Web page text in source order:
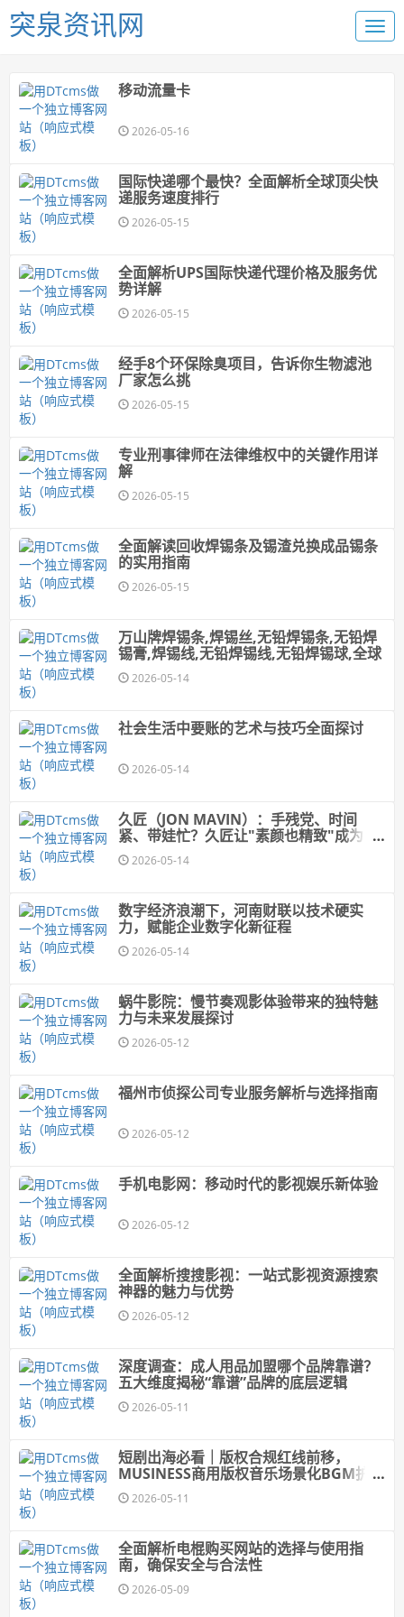
突泉资讯网
移动流量卡
2026-05-16
国际快递哪个最快？全面解析全球顶尖快
递服务速度排行
2026-05-15
全面解析UPS国际快递代理价格及服务优
势详解
2026-05-15
经手8个环保除臭项目，告诉你生物滤池
厂家怎么挑
2026-05-15
专业刑事律师在法律维权中的关键作用详
解
2026-05-15
全面解读回收焊锡条及锡渣兑换成品锡条
的实用指南
2026-05-15
万山牌焊锡条,焊锡丝,无铅焊锡条,无铅焊
锡膏,焊锡线,无铅焊锡线,无铅焊锡球,全球
2026-05-14
社会生活中要账的艺术与技巧全面探讨
2026-05-14
久匠（JON MAVIN）：手残党、时间
紧、带娃忙？久匠让"素颜也精致"成为日
常(纹眉-纹唇-美瞳线)
2026-05-14
数字经济浪潮下，河南财联以技术硬实
力，赋能企业数字化新征程
2026-05-14
蜗牛影院：慢节奏观影体验带来的独特魅
力与未来发展探讨
2026-05-12
福州市侦探公司专业服务解析与选择指南
2026-05-12
手机电影网：移动时代的影视娱乐新体验
2026-05-12
全面解析搜搜影视：一站式影视资源搜索
神器的魅力与优势
2026-05-12
深度调查：成人用品加盟哪个品牌靠谱？
五大维度揭秘“靠谱”品牌的底层逻辑
2026-05-11
短剧出海必看｜版权合规红线前移，
MUSINESS商用版权音乐场景化BGM护航
全球发行
2026-05-11
全面解析电棍购买网站的选择与使用指
南，确保安全与合法性
2026-05-09